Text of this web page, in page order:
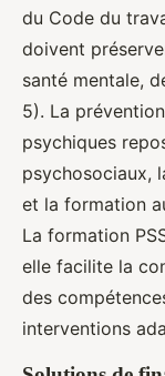
du Code du
doivent
santé mentale,
5). La
psychiques
psychosociaux,
et la formation
La formation
elle facilite la
des
interventions